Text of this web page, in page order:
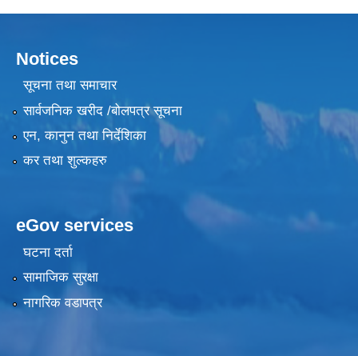
Notices
सूचना तथा समाचार
सार्वजनिक खरीद /बोलपत्र सूचना
एन, कानुन तथा निर्देशिका
कर तथा शुल्कहरु
eGov services
घटना दर्ता
सामाजिक सुरक्षा
नागरिक वडापत्र